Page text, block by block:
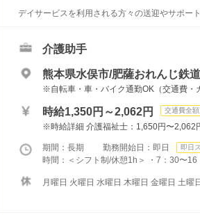
デイサービスを利用される方々の送迎やサポ
介護助手
熊本県水俣市/肥薩おれんじ鉄
※自転車・車・バイク通勤OK（交通費・
時給1,350円～2,062円 交通費全
※時給詳細 介護福祉士：1,650円〜2,062
期間：長期 勤務開始日：即日 即日
時間：＜シフト制/休憩1h＞ ・7：30〜
月曜日 火曜日 水曜日 木曜日 金曜日 土曜